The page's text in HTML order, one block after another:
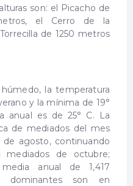
son: el Picacho de
el Cerro de la
de 1250 metros
la temperatura
y la mínima de 19°
anual es de 25° C. La
de mediados del mes
agosto, continuando
mediados de octubre;
anual de 1,417
dominantes son en